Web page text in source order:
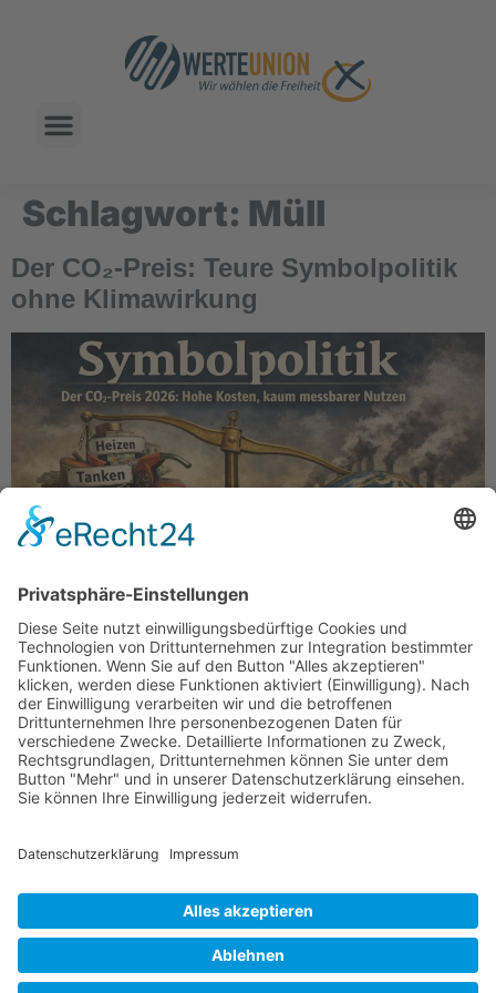
Schlagwort: Müll
Der CO₂-Preis: Teure Symbolpolitik
ohne Klimawirkung
Der CO₂-Preis 2026: Hohe Kosten, kaum messbarer
Nutzen Der CO₂-Preis gilt als zentrales
klimapolitisches Instrument der Bundesregierung.
Seit 01.01.2026 liegt er zwischen 55 und 65 Euro
pro Tonne CO₂, mit […]
KONTAKT
IMPRESSUM